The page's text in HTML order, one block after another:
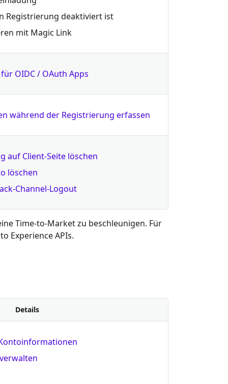
Registrierung deaktiviert ist
mit Magic Link
OIDC / OAuth Apps
während der Registrierung erfassen
auf Client-Seite löschen
löschen
Channel-Logout
Time-to-Market zu beschleunigen. Für
Experience APIs.
Details